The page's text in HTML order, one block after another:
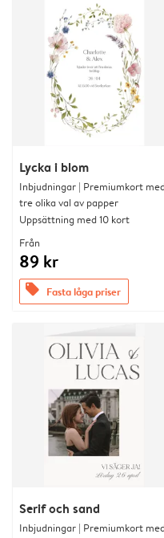
Lycka i blom
Inbjudningar | Premiumkort med
tre olika val av papper
Uppsättning med 10 kort
Från
89 kr
offers Fasta låga priser
Serif och sand
Inbjudningar | Premiumkort med